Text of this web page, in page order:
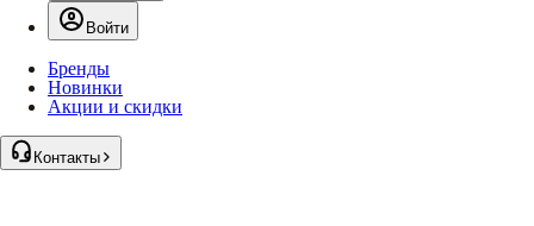
Войти
Бренды
Новинки
Акции и скидки
Контакты